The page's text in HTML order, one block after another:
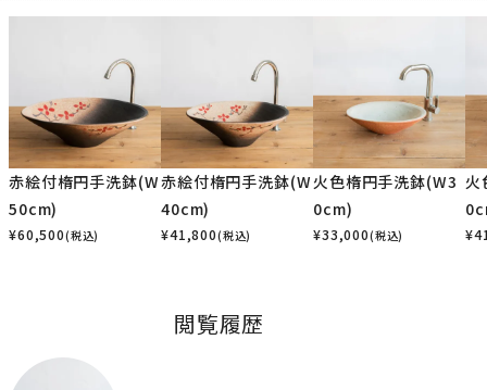
赤絵付楕円手洗鉢(W
50cm)
¥60,500(税込)
赤絵付楕円手洗鉢(W
40cm)
¥41,800(税込)
火色楕円手洗鉢(W3
0cm)
¥33,000(税込)
火
¥
閲覧履歴